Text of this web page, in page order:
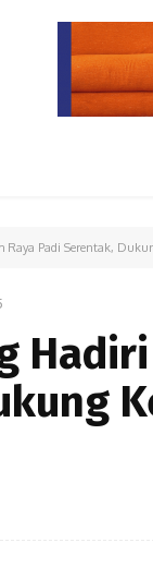
Padi Serentak,